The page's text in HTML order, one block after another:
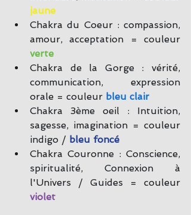
jaune
Chakra du Coeur : compassion,
verte
Chakra de la Gorge : vérité,
communication, expression
orale = couleur bleu clair
Chakra 3ème oeil : Intuition,
sagesse, imagination = couleur
indigo / bleu foncé
Chakra Couronne : Conscience,
spiritualité, Connexion à
violet